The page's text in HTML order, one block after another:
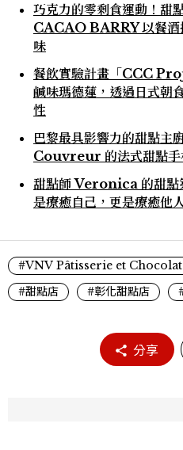
巧克力的零剩食運動！甜
CACAO BARRY 以餐酒
味
餐飲實驗計畫「CCC
鹹味瑪德蓮，透過日式朝
性
巴黎最具影響力的甜點主
Couvreur 的法式甜點手
甜點師 Veronica 的甜點
是療癒自己，更是療癒他
#VNV Pâtisserie et
#甜點店
#彰化甜點店
分享